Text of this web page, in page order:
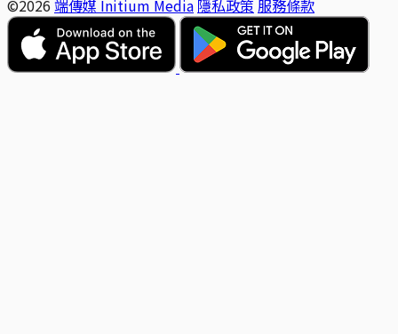
©2026 端傳媒 Initium Media 隱私政策 服務條款